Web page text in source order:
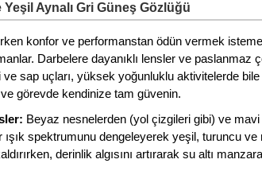
Aynalı Gri Güneş Gözlüğü
konfor ve performanstan ödün vermek
Darbelere dayanıklı lensler ve
sap uçları, yüksek yoğunluklu aktivitelerde
görevde kendinize tam güvenin.
Beyaz nesnelerden (yol çizgileri gibi) ve
spektrumunu dengeleyerek yeşil, turuncu
derinlik algısını artırarak su altı